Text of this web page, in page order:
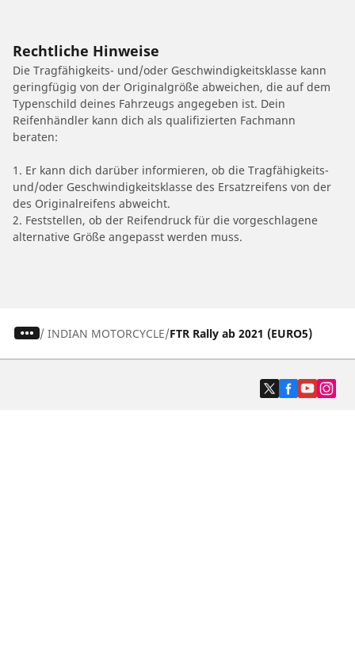
Rechtliche Hinweise
Die Tragfähigkeits- und/oder Geschwindigkeitsklasse kann
geringfügig von der Originalgröße abweichen, die auf dem
Typenschild deines Fahrzeugs angegeben ist. Dein
Reifenhändler kann dich als qualifizierten Fachmann
beraten:
1. Er kann dich darüber informieren, ob die Tragfähigkeits-
und/oder Geschwindigkeitsklasse des Ersatzreifens von der
des Originalreifens abweicht.
2. Feststellen, ob der Reifendruck für die vorgeschlagene
alternative Größe angepasst werden muss.
/ INDIAN MOTORCYCLE FTR Rally ab 2021 (EURO5)